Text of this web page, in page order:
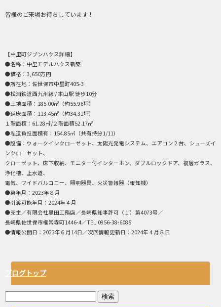
皆様のご来場お待ちしています！
【中里町ジブンハウス詳細】
●名称：中里モデルハウス新築
●価格：3,650万円
●所在地：佐世保市中里町405-3
●松浦鉄道西九州線 / 本山駅 徒歩10分
●土地面積：185.00㎡（約55.96坪）
●延床面積：113.45㎡（約34.31坪）
１階面積：61.28㎡/２階面積52.17㎡
●私道負担面積有：154.85㎡（共有持分1/11）
●設備：ウォークインクローゼット、太陽光発電システム、エアコン２台、シューズイ
ンクローゼット、
クローゼット、床下収納、モニター付インターホン、ダブルロックドア、複層ガラス、
浄化槽、上水道、
電気、ワイドバルコニー、照明器具、火災警報器（報知機）
●築年月：2023年８月
●引渡可能年月：2024年４月
●売主／有限会社黒田工務店／長崎県知事許可（１）第4073号／
長崎県佐世保市権常寺町1446-4／TEL:0956-38-6085
●情報公開日：2023年６月14日／次回情報更新日：2024年４月８日
ブログトップ